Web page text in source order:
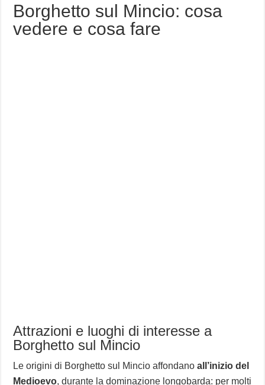
Borghetto sul Mincio: cosa
vedere e cosa fare
Attrazioni e luoghi di interesse a
Borghetto sul Mincio
Le origini di Borghetto sul Mincio affondanoall’inizio del
Medioevo, durante la dominazione longobarda: per molti